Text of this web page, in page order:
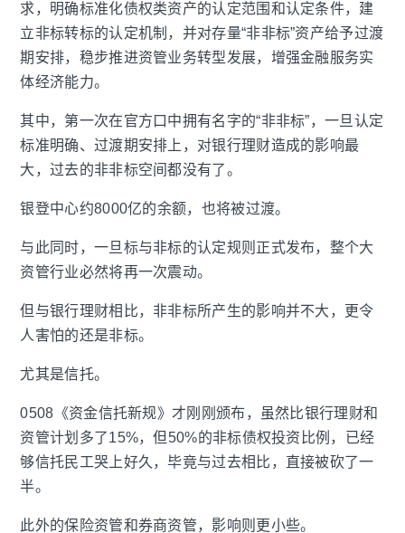
求，明确标准化债权类资产的认定范围和认定条件，建
立非标转标的认定机制，并对存量“非非标”资产给予过渡
期安排，稳步推进资管业务转型发展，增强金融服务实
体经济能力。
其中，第一次在官方口中拥有名字的“非非标”，一旦认定
标准明确、过渡期安排上，对银行理财造成的影响最
大，过去的非非标空间都没有了。
银登中心约8000亿的余额，也将被过渡。
与此同时，一旦标与非标的认定规则正式发布，整个大
资管行业必然将再一次震动。
但与银行理财相比，非非标所产生的影响并不大，更令
人害怕的还是非标。
尤其是信托。
0508《资金信托新规》才刚刚颁布，虽然比银行理财和
资管计划多了15%，但50%的非标债权投资比例，已经
够信托民工哭上好久，毕竟与过去相比，直接被砍了一
半。
此外的保险资管和券商资管，影响则更小些。